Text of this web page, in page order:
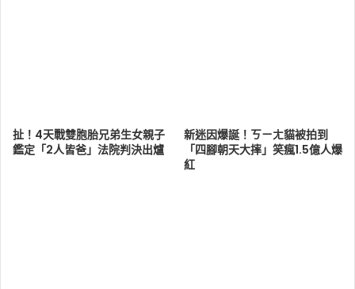
扯！4天戰雙胞胎兄弟生女親子
鑑定「2人皆爸」法院判決出爐
新迷因爆誕！ㄎㄧㄤ貓被拍到
「四腳朝天大摔」笑瘋1.5億人爆
紅